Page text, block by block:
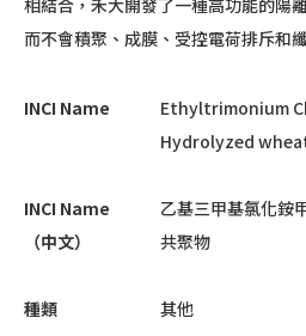
相結合，禾大開發了一種高功能的陽
而不會積聚、成膜、受控電荷排斥和
INCI Name
Ethyltrimonium
Hydrolyzed
INCI Name
（中文）
乙基三甲基氯化銨
共聚物
種類 其他